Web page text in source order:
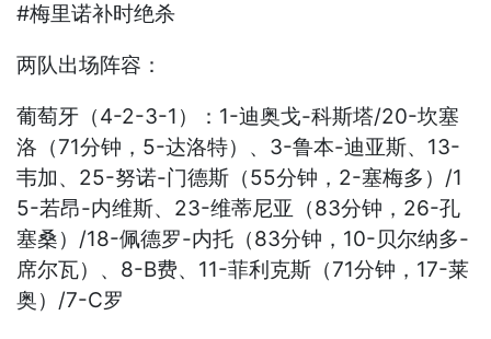
#梅里诺补时绝杀
两队出场阵容：
葡萄牙（4-2-3-1）：1-迪奥戈-科斯塔/20-坎塞
洛（71分钟，5-达洛特）、3-鲁本-迪亚斯、13-
韦加、25-努诺-门德斯（55分钟，2-塞梅多）/1
5-若昂-内维斯、23-维蒂尼亚（83分钟，26-孔
塞桑）/18-佩德罗-内托（83分钟，10-贝尔纳多-
席尔瓦）、8-B费、11-菲利克斯（71分钟，17-莱
奥）/7-C罗